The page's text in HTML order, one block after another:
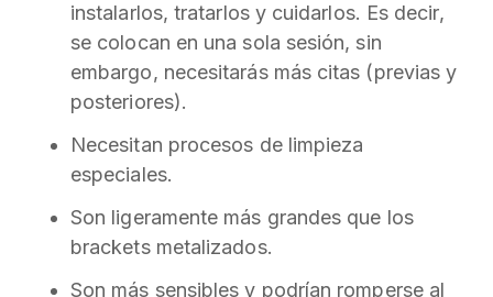
instalarlos, tratarlos y cuidarlos. Es decir,
se colocan en una sola sesión, sin
embargo, necesitarás más citas (previas y
posteriores).
Necesitan procesos de limpieza
especiales.
Son ligeramente más grandes que los
brackets metalizados.
Son más sensibles y podrían romperse al